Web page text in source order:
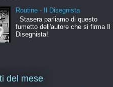
Routine - Il Disegnista
Stasera parliamo di questo
fumetto dell'autore che si firma Il
Disegnista!
del mese